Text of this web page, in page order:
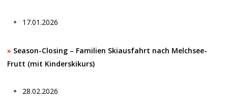
17.01.2026
» Season-Closing – Familien Skiausfahrt nach Melchsee-
Frutt (mit Kinderskikurs)
28.02.2026